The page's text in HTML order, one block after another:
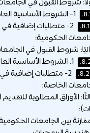
شروط القبول في
2- متطلبات إضافية
الحكومية:
شروط القبول في
2- متطلبات إضافية
الخاصة:
الأوراق المطلوبة
بين الجامعات